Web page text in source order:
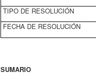
TIPO DE RESOLUCIÓN
FECHA DE RESOLUCIÓN
SUMARIO